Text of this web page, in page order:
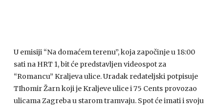
U emisiji “Na domaćem terenu”, koja započinje u 18:00
sati na HRT 1, bit će predstavljen videospot za
“Romancu” Kraljeva ulice. Uradak redateljski potpisuje
TIhomir Žarn koji je Kraljeve ulice i 75 Cents provozao
ulicama Zagreba u starom tramvaju. Spot će imati i svoju